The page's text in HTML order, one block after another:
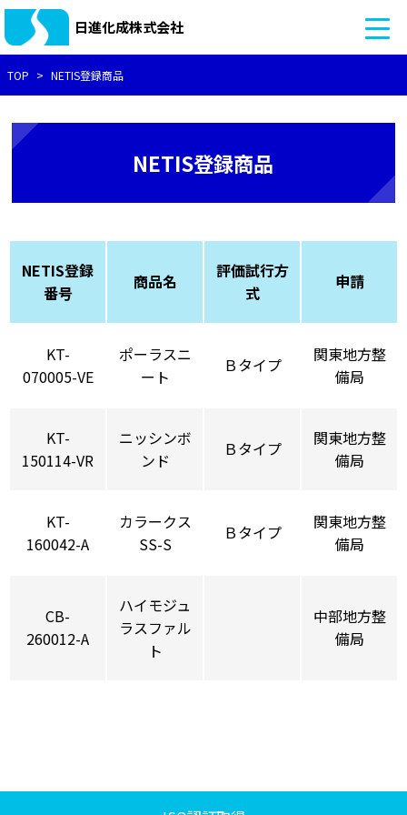
日進化成株式会社
TOP NETIS登録商品
NETIS登録商品
NETIS登録
番号
商品名
評価試行方
式
申請
KT-
070005-VE
ポーラスニ
ート
Ｂタイプ
関東地方整
備局
KT-
150114-VR
ニッシンボ
ンド
Ｂタイプ
関東地方整
備局
KT-
160042-A
カラークス
SS-S
Ｂタイプ
関東地方整
備局
CB-
260012-A
ハイモジュ
ラスファル
ト
中部地方整
備局